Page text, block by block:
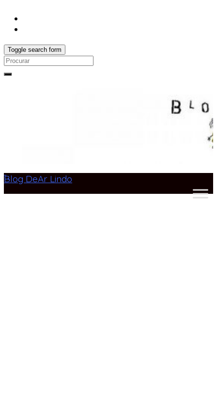
Toggle search form
Search
Blog DeAr Lindo